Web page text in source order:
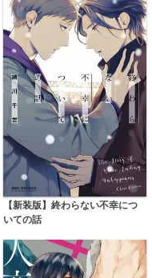
【新装版】終わらない不幸につ
いての話